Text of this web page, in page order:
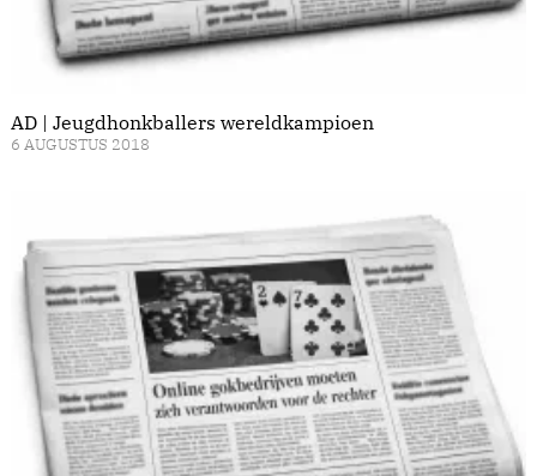
AD | Jeugdhonkballers wereldkampioen
6 AUGUSTUS 2018